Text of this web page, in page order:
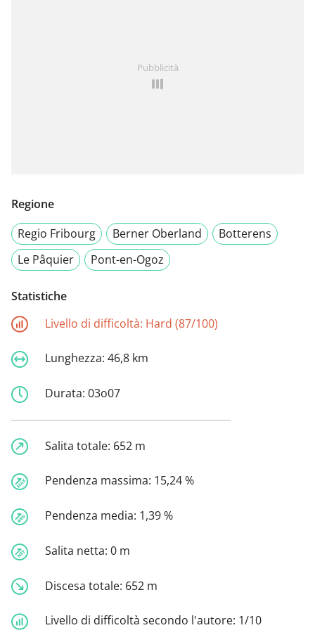
Pubblicità
Regione
Regio Fribourg
Berner Oberland
Botterens
Le Pâquier
Pont-en-Ogoz
Statistiche
Livello di difficoltà: Hard (87/100)
Lunghezza: 46,8 km
Durata: 03o07
Salita totale: 652 m
Pendenza massima: 15,24 %
Pendenza media: 1,39 %
Salita netta: 0 m
Discesa totale: 652 m
Livello di difficoltà secondo l'autore: 1/10